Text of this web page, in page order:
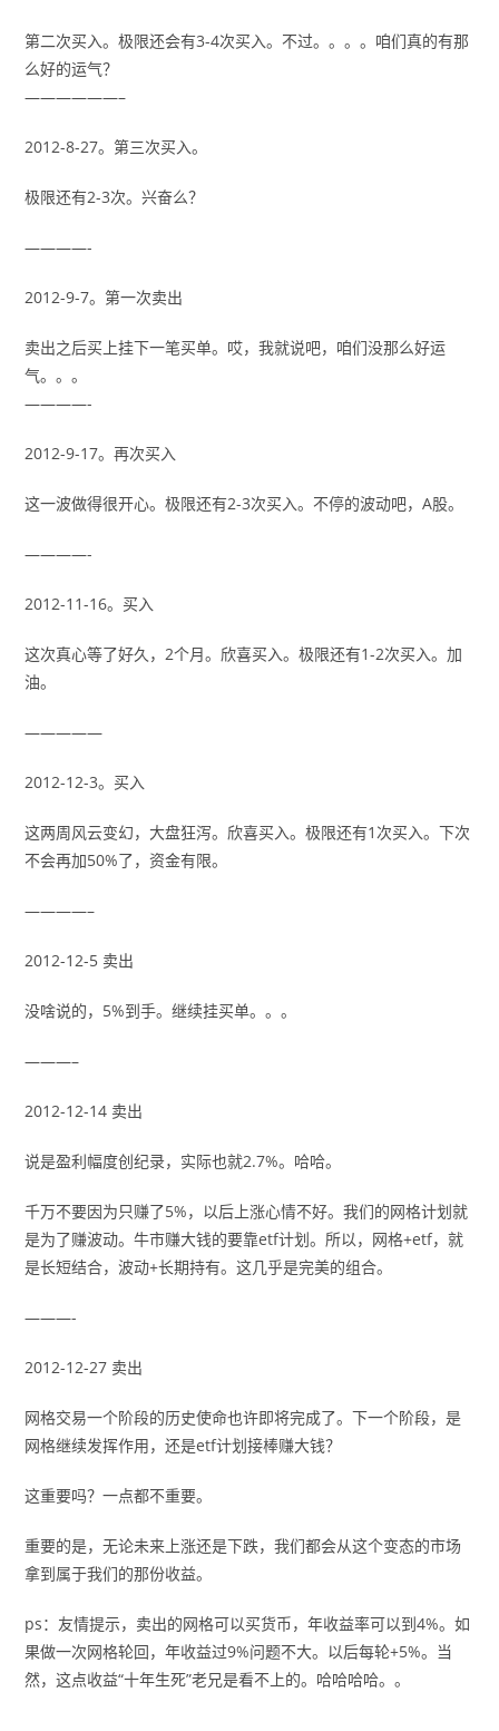
第二次买入。极限还会有3-4次买入。不过。。。。咱们真的有那
么好的运气？
——————–
2012-8-27。第三次买入。
极限还有2-3次。兴奋么？
————-
2012-9-7。第一次卖出
卖出之后买上挂下一笔买单。哎，我就说吧，咱们没那么好运
气。。。
————-
2012-9-17。再次买入
这一波做得很开心。极限还有2-3次买入。不停的波动吧，A股。
————-
2012-11-16。买入
这次真心等了好久，2个月。欣喜买入。极限还有1-2次买入。加
油。
—————
2012-12-3。买入
这两周风云变幻，大盘狂泻。欣喜买入。极限还有1次买入。下次
不会再加50%了，资金有限。
————–
2012-12-5 卖出
没啥说的，5%到手。继续挂买单。。。
———–
2012-12-14 卖出
说是盈利幅度创纪录，实际也就2.7%。哈哈。
千万不要因为只赚了5%，以后上涨心情不好。我们的网格计划就
是为了赚波动。牛市赚大钱的要靠etf计划。所以，网格+etf，就
是长短结合，波动+长期持有。这几乎是完美的组合。
———-
2012-12-27 卖出
网格交易一个阶段的历史使命也许即将完成了。下一个阶段，是
网格继续发挥作用，还是etf计划接棒赚大钱？
这重要吗？一点都不重要。
重要的是，无论未来上涨还是下跌，我们都会从这个变态的市场
拿到属于我们的那份收益。
ps：友情提示，卖出的网格可以买货币，年收益率可以到4%。如
果做一次网格轮回，年收益过9%问题不大。以后每轮+5%。当
然，这点收益“十年生死”老兄是看不上的。哈哈哈哈。。